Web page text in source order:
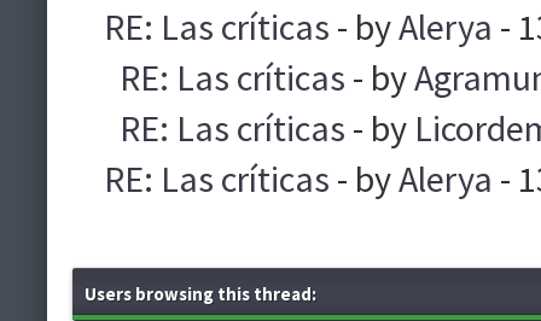
RE: Las críticas - byAlerya -
RE: Las críticas - by
RE: Las críticas - by
RE: Las críticas - byAlerya -
Users browsing this thread: